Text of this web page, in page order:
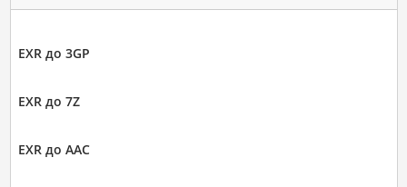
EXR до 3GP
EXR до 7Z
EXR до AAC